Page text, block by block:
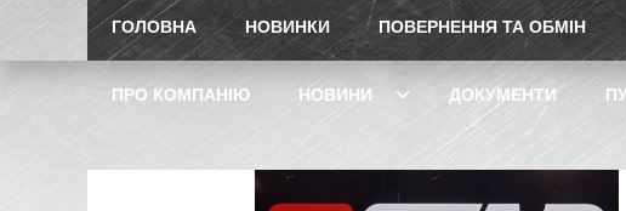
ГОЛОВНА НОВИНКИ ПОВЕРНЕННЯ ТА ОБМІН
ПРО КОМПАНІЮ НОВИНИ ДОКУМЕНТИ